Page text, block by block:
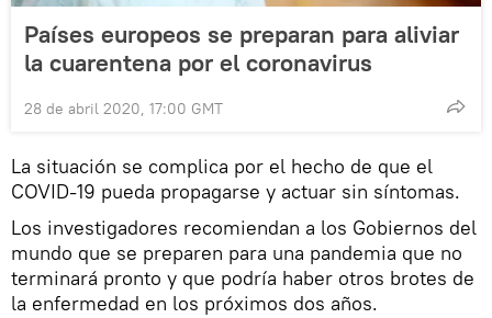
Países europeos se preparan para aliviar
la cuarentena por el coronavirus
28 de abril 2020, 17:00 GMT
La situación se complica por el hecho de que el
COVID-19 pueda propagarse y actuar sin síntomas.
Los investigadores recomiendan a los Gobiernos del
mundo que se preparen para una pandemia que no
terminará pronto y que podría haber otros brotes de
la enfermedad en los próximos dos años.